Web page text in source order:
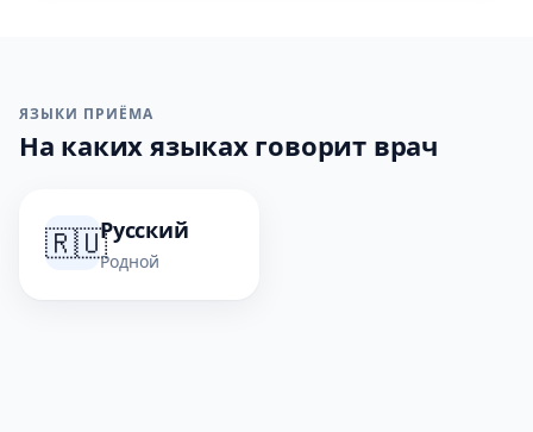
ЯЗЫКИ ПРИЁМА
На каких языках говорит врач
🇷🇺Русский
Родной